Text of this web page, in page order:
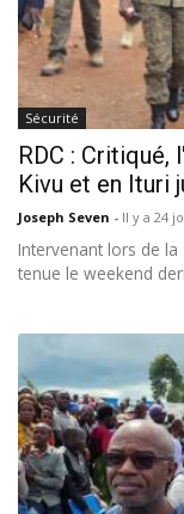
Sécurité
RDC :
Kivu et en Ituri
Joseph Seven - Il y a 24
Intervenant lors de
tenue le weekend